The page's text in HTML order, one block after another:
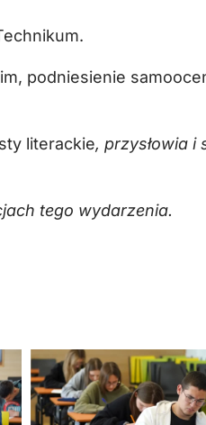
podniesienie
literackie, przysłowia i
tego wydarzenia.